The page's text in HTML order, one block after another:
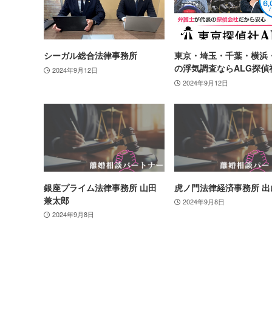
シーガル総合法律事務所
2024年9月12日
東京・埼玉・千葉・横浜
の浮気調査ならALG探偵
2024年9月12日
銀座プライム法律事務所 山田
兼太郎
2024年9月8日
虎ノ門法律経済事務所
2024年9月8日